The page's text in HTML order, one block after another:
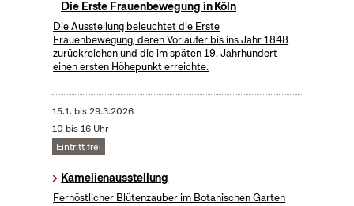
Die Erste Frauenbewegung in Köln
Die Ausstellung beleuchtet die Erste
Frauenbewegung, deren Vorläufer bis ins Jahr 1848
zurückreichen und die im späten 19. Jahrhundert
einen ersten Höhepunkt erreichte.
15.1. bis29.3.2026
10 bis 16 Uhr
Eintritt frei
Kamelienausstellung
Fernöstlicher Blütenzauber im Botanischen Garten